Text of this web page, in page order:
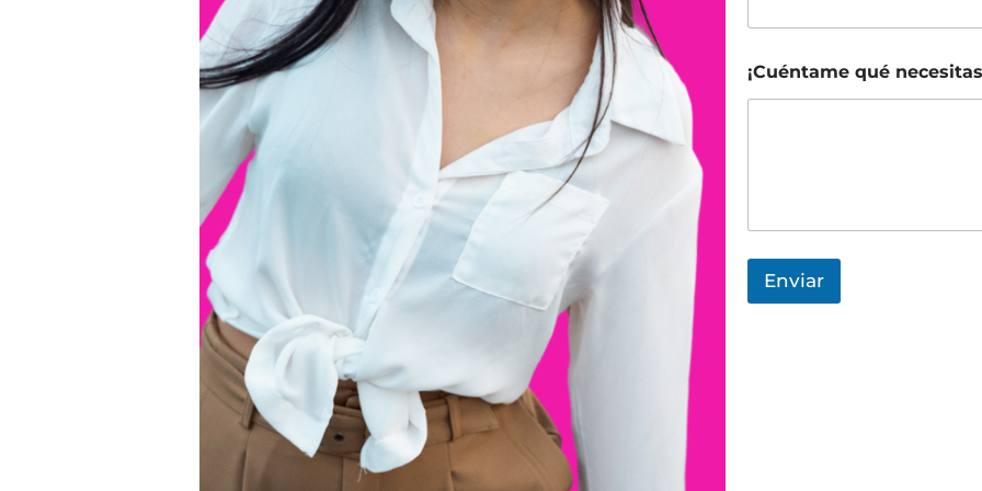
¡Cuéntame qué
Enviar